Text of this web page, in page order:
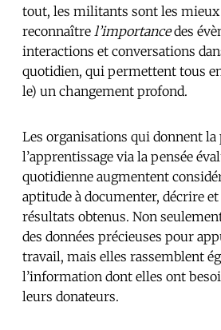
tout, les militants sont les
reconnaître l’importancedes
interactions et conversations
quotidien, qui permettent tous
le) un changement profond.
Les organisations qui donnent
l’apprentissage via la pensée
quotidienne augmentent
aptitude à documenter, décrire
résultats obtenus. Non
des données précieuses pour
travail, mais elles rassemblent
l’information dont elles ont
leurs donateurs.